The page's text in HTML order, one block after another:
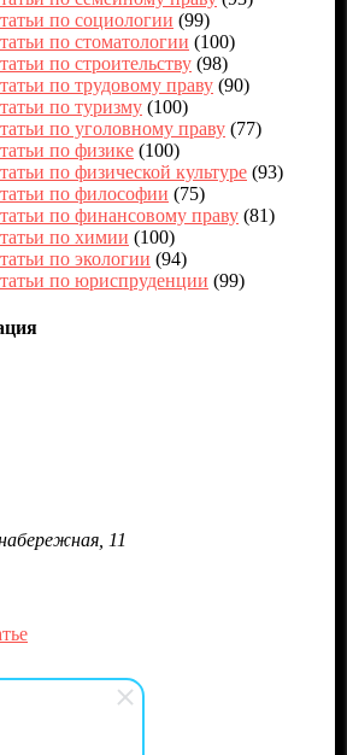
по социологии (99)
по стоматологии (100)
по строительству (98)
по трудовому праву (90)
по туризму (100)
по уголовному праву (77)
по физике (100)
по физической культуре (93)
по философии (75)
по финансовому праву (81)
по химии (100)
по экологии (94)
по юриспруденции (99)
11
и журнала